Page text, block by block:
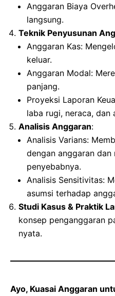
Anggaran Biaya
langsung.
Teknik Penyusunan
Anggaran Kas:
keluar.
Anggaran Modal:
panjang.
Proyeksi Laporan
laba rugi, neraca, dan
Analisis Anggaran:
Analisis Varians:
dengan anggaran
penyebabnya.
Analisis Sensitivitas:
asumsi terhadap
Studi Kasus & Praktik
konsep penganggaran
nyata.
Ayo, Kuasai Anggaran